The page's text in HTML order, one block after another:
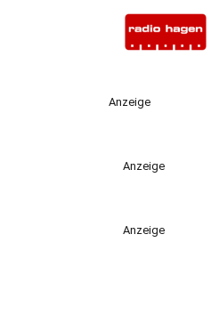
Anzeige
Anzeige
Anzeige